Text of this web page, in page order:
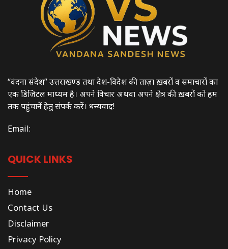
“वंदना संदेश” उत्तराखण्ड तथा देश-विदेश की ताज़ा ख़बरों व समाचारों का
एक डिजिटल माध्यम है। अपने विचार अथवा अपने क्षेत्र की ख़बरों को हम
तक पहुंचानें हेतु संपर्क करें। धन्यवाद!
Email:
QUICK LINKS
Home
Contact Us
Disclaimer
Privacy Policy